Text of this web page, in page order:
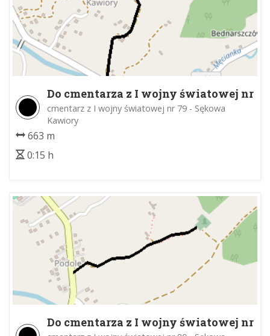
Do cmentarza z I wojny światowej nr
79
cmentarz z I wojny światowej nr 79 - Sękowa
Kawiory
663 m
0:15 h
Do cmentarza z I wojny światowej nr